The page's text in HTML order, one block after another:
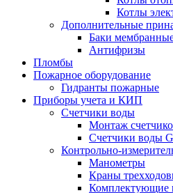
Котлы
Дополнительные
Баки
Антифризы
Пломбы
Пожарное оборудование
Гидранты пожарные
Приборы учета и КИП
Счетчики воды
Монтаж
Счетчики воды
Контрольно-
Манометры
Краны
Комплектующие